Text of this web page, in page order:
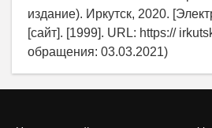
издание). Иркутск, 2020.
[сайт]. [1999]. URL: https://
обращения: 03.03.2021)